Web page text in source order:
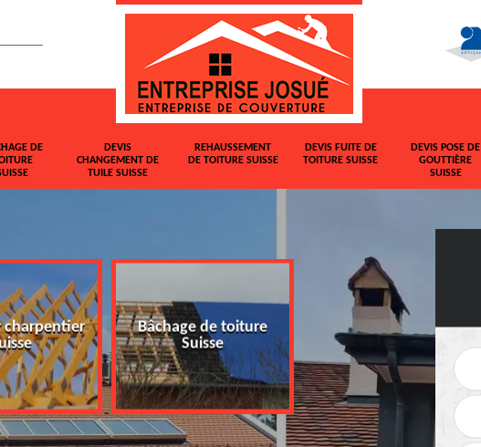
DE
DEVIS
CHANGEMENT DE
TUILE SUISSE
REHAUSSEMENT
DE TOITURE SUISSE
DEVIS FUITE DE
TOITURE SUISSE
DEVIS POSE DE
GOUTTIÈRE
SUISSE
charpentier
Bâchage de toiture
Suisse
Devis changement de
tuile Suisse